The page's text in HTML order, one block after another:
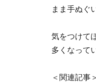
まま手ぬぐ
気をつけて
多くなって
＜関連記事＞